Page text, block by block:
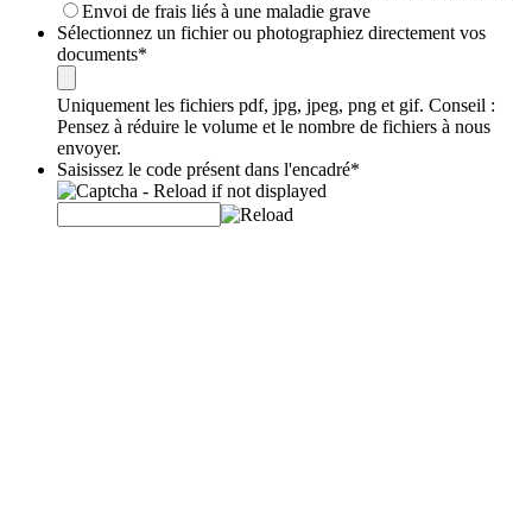
Envoi de frais liés à une maladie grave
Sélectionnez un fichier ou photographiez directement vos
documents*
Uniquement les fichiers pdf, jpg, jpeg, png et gif. Conseil :
Pensez à réduire le volume et le nombre de fichiers à nous
envoyer.
Saisissez le code présent dans l'encadré*